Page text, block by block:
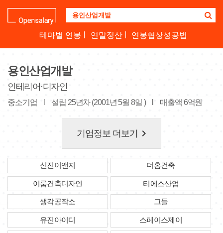
업
명
하
세
요
테마별 연봉 연말정산 연봉협상성공법
용인산업개발
인테리어·디자인
중소기업 설립 25년차 (2001년 5월 8일 ) 매출액 6억원
기업정보 더보기 keyboard_arrow_right
신진이앤지 더홈건축
이룸건축디자인 티에스산업
생각공작소 그들
유진아이디 스페이스제이